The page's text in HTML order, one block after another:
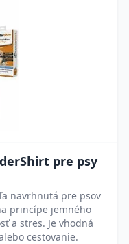
pre psy
navrhnutá pre psov
princípe jemného
a stres. Je vhodná
cestovanie.